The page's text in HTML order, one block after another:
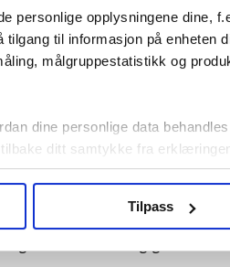
personlige opplysningene dine,
til informasjon på enheten
målgruppestatistikk og
dine personlige data
ditt samtykke fra
vi tilby relevant innhold,
lengre ned på denne siden.
Tilpass
i Oslo er på klatring med tre
rusmiddelavhengighet.